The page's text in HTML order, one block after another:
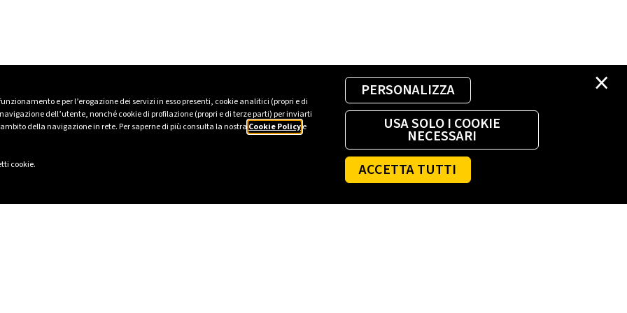
e per l’erogazione dei servizi in esso presenti, cookie analitici (propri e di
dell’utente, nonché cookie di profilazione (propri e di terze parti) per inviarti
della navigazione in rete. Per saperne di più consulta la nostra Cookie Policye
cookie.
×
PERSONALIZZA
USA SOLO I COOKIE
NECESSARI
ACCETTA TUTTI